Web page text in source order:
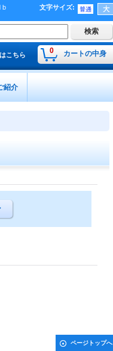
b
文字サイズ:
0 カートの中身
こちら
紹介
ページトップへ